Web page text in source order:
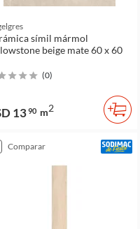
símil mármol
beige mate 60 x 60
(0)
1390 m2
comparar